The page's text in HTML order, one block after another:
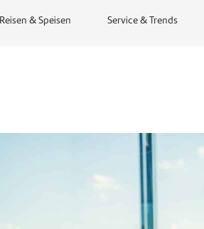
Reisen & Speisen Service & Trends